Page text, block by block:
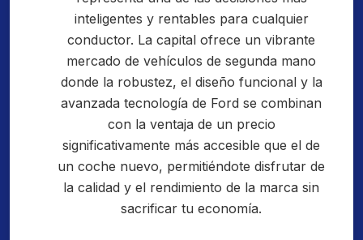
inteligentes y rentables para cualquier
conductor. La capital ofrece un vibrante
mercado de vehículos de segunda mano
donde la robustez, el diseño funcional y la
avanzada tecnología de Ford se combinan
con la ventaja de un precio
significativamente más accesible que el de
un coche nuevo, permitiéndote disfrutar de
la calidad y el rendimiento de la marca sin
sacrificar tu economía.